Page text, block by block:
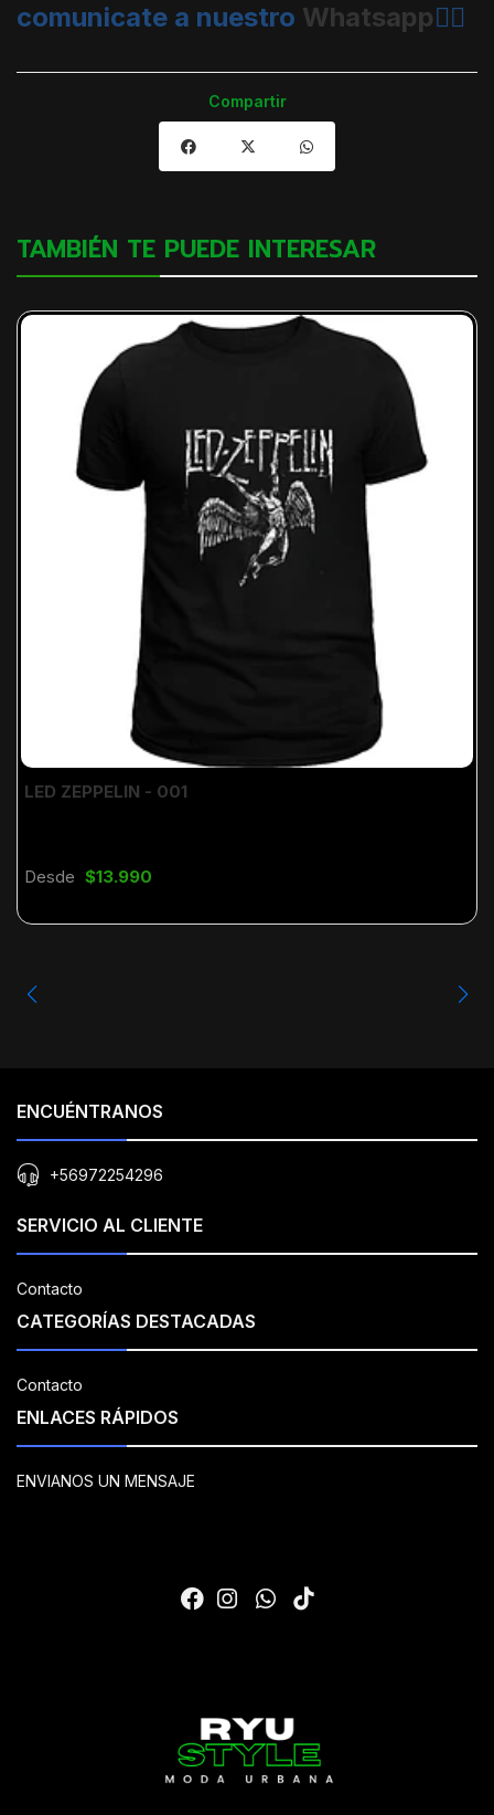
comunicate a nuestro Whatsapp👈🏼
Compartir
TAMBIÉN TE PUEDE INTERESAR
LED ZEPPELIN - 001
Desde $13.990
ENCUÉNTRANOS
+56972254296
SERVICIO AL CLIENTE
Contacto
CATEGORÍAS DESTACADAS
Contacto
ENLACES RÁPIDOS
ENVIANOS UN MENSAJE